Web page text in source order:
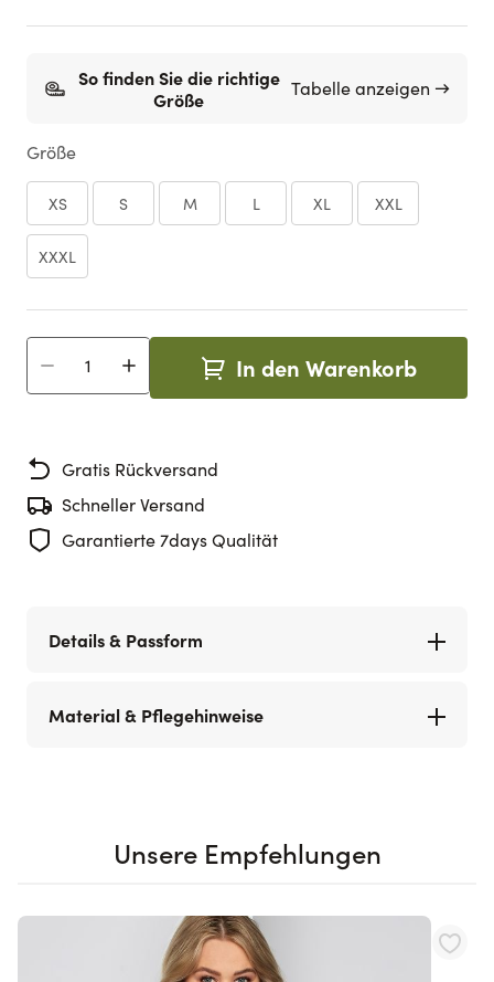
So finden Sie die richtige
Größe
Tabelle anzeigen →
Größe
XS S M L XL XXL
XXXL
Menge In den Warenkorb
Gratis Rückversand
Schneller Versand
Garantierte 7days Qualität
Details & Passform
Material & Pflegehinweise
Unsere Empfehlungen
Navigating through the elements of the carousel is possible
Press to skip carousel
Press to go to carousel navigation